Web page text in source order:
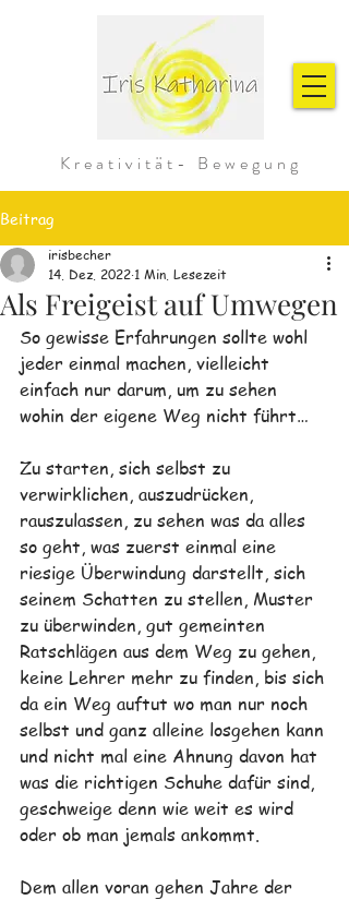
Kreativität- Bewegung
Beitrag
Als Freigeist auf Umwegen
irisbecher
14. Dez. 2022 1 Min. Lesezeit
So gewisse Erfahrungen sollte wohl
jeder einmal machen, vielleicht
einfach nur darum, um zu sehen
wohin der eigene Weg nicht führt…
Zu starten, sich selbst zu
verwirklichen, auszudrücken,
rauszulassen, zu sehen was da alles
so geht, was zuerst einmal eine
riesige Überwindung darstellt, sich
seinem Schatten zu stellen, Muster
zu überwinden, gut gemeinten
Ratschlägen aus dem Weg zu gehen,
keine Lehrer mehr zu finden, bis sich
da ein Weg auftut wo man nur noch
selbst und ganz alleine losgehen kann
und nicht mal eine Ahnung davon hat
was die richtigen Schuhe dafür sind,
geschweige denn wie weit es wird
oder ob man jemals ankommt.
Dem allen voran gehen Jahre der